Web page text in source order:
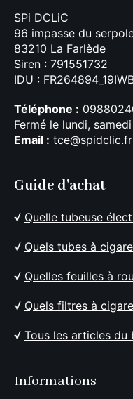
SPi DCLiC
96 impasse du
83210 La Farlède
Siren : 791551732
IDU :
Téléphone :
Fermé le lundi,
Email : tce@spidclic.fr
Guide d'achat
√ Quelle tubeuse
√ Quels tubes à
√ Quelles feuilles à
√ Quels filtres à
√ Tous les articles du
Informations